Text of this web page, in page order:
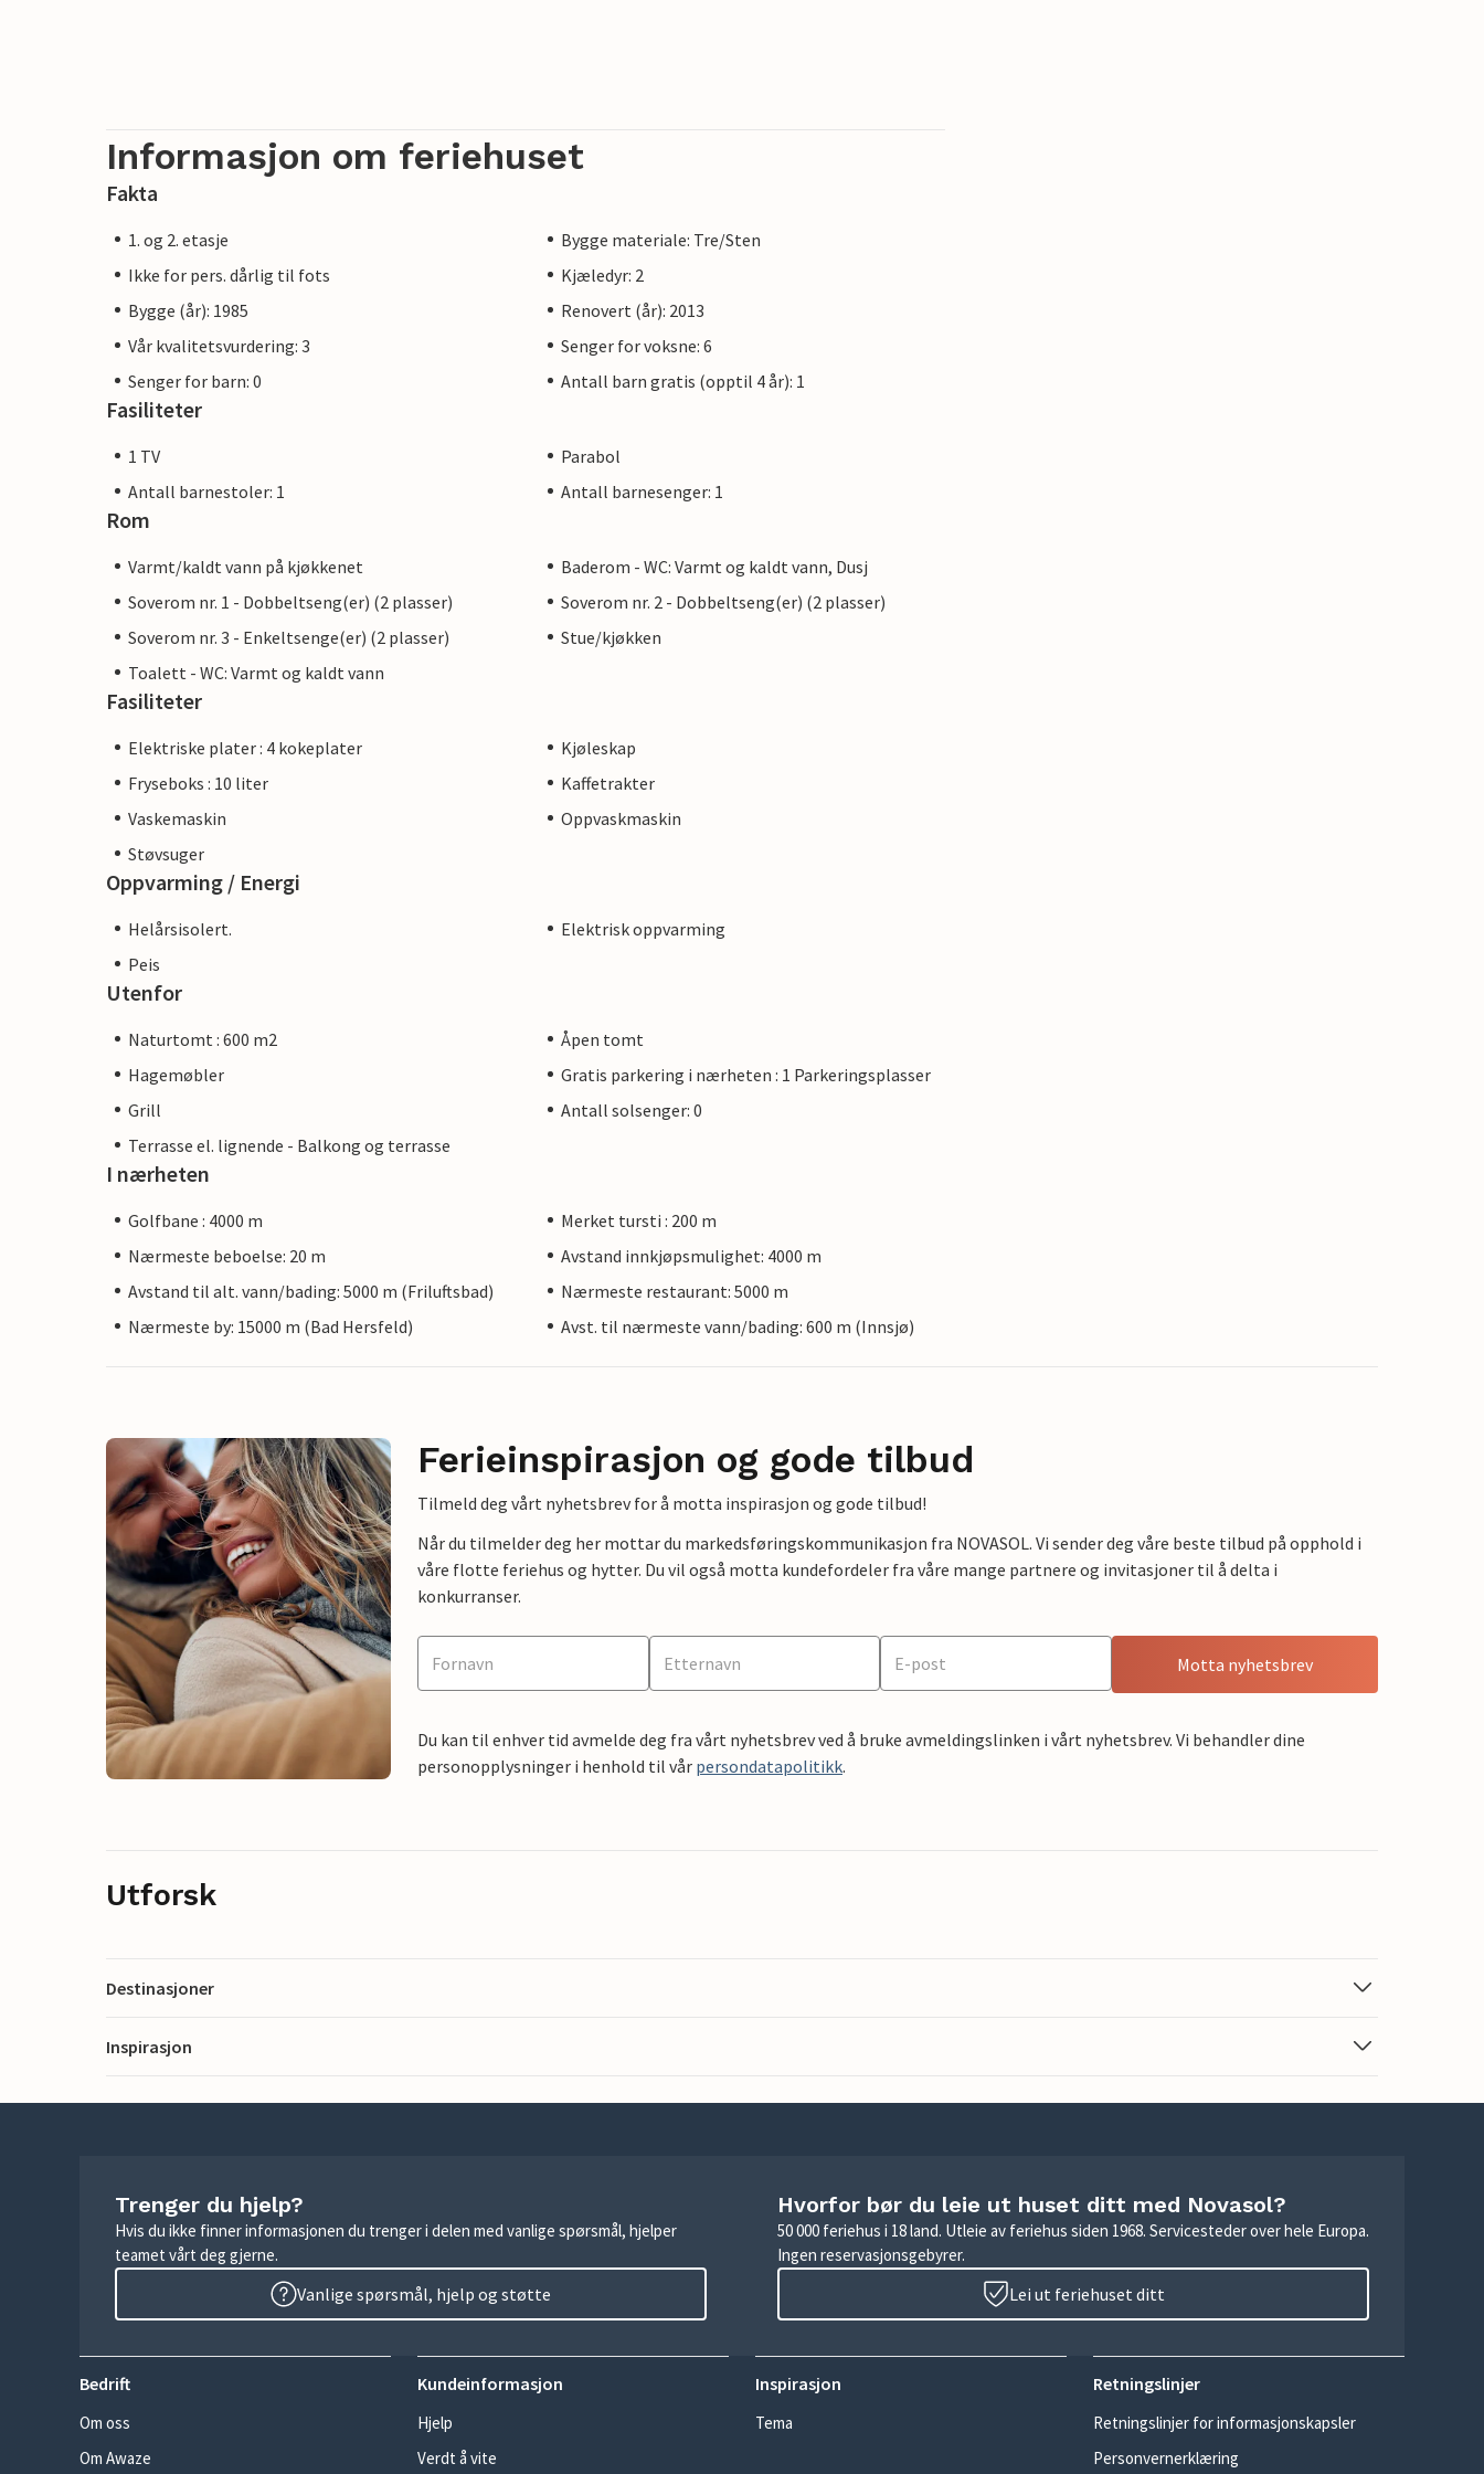
Informasjon om feriehuset
Fakta
1. og 2. etasje
Bygge materiale: Tre/Sten
Ikke for pers. dårlig til fots
Kjæledyr: 2
Bygge (år): 1985
Renovert (år): 2013
Vår kvalitetsvurdering: 3
Senger for voksne: 6
Senger for barn: 0
Antall barn gratis (opptil 4 år): 1
Fasiliteter
1 TV
Parabol
Antall barnestoler: 1
Antall barnesenger: 1
Rom
Varmt/kaldt vann på kjøkkenet
Baderom - WC: Varmt og kaldt vann, Dusj
Soverom nr. 1 - Dobbeltseng(er) (2 plasser)
Soverom nr. 2 - Dobbeltseng(er) (2 plasser)
Soverom nr. 3 - Enkeltsenge(er) (2 plasser)
Stue/kjøkken
Toalett - WC: Varmt og kaldt vann
Fasiliteter
Elektriske plater : 4 kokeplater
Kjøleskap
Fryseboks : 10 liter
Kaffetrakter
Vaskemaskin
Oppvaskmaskin
Støvsuger
Oppvarming / Energi
Helårsisolert.
Elektrisk oppvarming
Peis
Utenfor
Naturtomt : 600 m2
Åpen tomt
Hagemøbler
Gratis parkering i nærheten : 1 Parkeringsplasser
Grill
Antall solsenger: 0
Terrasse el. lignende - Balkong og terrasse
I nærheten
Golfbane : 4000 m
Merket tursti : 200 m
Nærmeste beboelse: 20 m
Avstand innkjøpsmulighet: 4000 m
Avstand til alt. vann/bading: 5000 m (Friluftsbad)
Nærmeste restaurant: 5000 m
Nærmeste by: 15000 m (Bad Hersfeld)
Avst. til nærmeste vann/bading: 600 m (Innsjø)
Ferieinspirasjon og gode tilbud
Tilmeld deg vårt nyhetsbrev for å motta inspirasjon og gode tilbud!
Når du tilmelder deg her mottar du markedsføringskommunikasjon fra NOVASOL. Vi sender deg våre beste tilbud på opphold i
våre flotte feriehus og hytter. Du vil også motta kundefordeler fra våre mange partnere og invitasjoner til å delta i
konkurranser.
Motta nyhetsbrev
Du kan til enhver tid avmelde deg fra vårt nyhetsbrev ved å bruke avmeldingslinken i vårt nyhetsbrev. Vi behandler dine
personopplysninger i henhold til vår persondatapolitikk.
Utforsk
Destinasjoner
Inspirasjon
Trenger du hjelp?
Hvis du ikke finner informasjonen du trenger i delen med vanlige spørsmål, hjelper
teamet vårt deg gjerne.
Vanlige spørsmål, hjelp og støtte
Hvorfor bør du leie ut huset ditt med Novasol?
50 000 feriehus i 18 land. Utleie av feriehus siden 1968. Servicesteder over hele Europa.
Ingen reservasjonsgebyrer.
Lei ut feriehuset ditt
Bedrift
Om oss
Om Awaze
Kundeinformasjon
Hjelp
Verdt å vite
Inspirasjon
Tema
Retningslinjer
Retningslinjer for informasjonskapsler
Personvernerklæring